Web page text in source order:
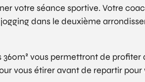
votre séance sportive. Votre
dans le deuxième
360m² vous permettront de
vous étirer avant de repartir